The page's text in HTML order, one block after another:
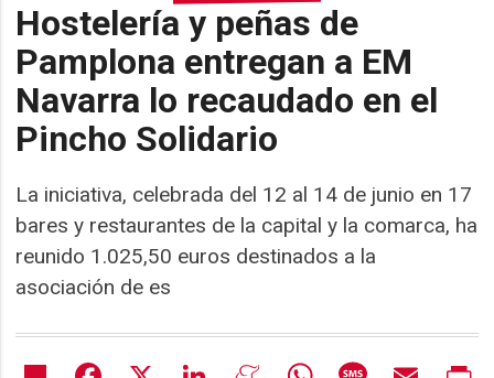
Hostelería y peñas de
Pamplona entregan a EM
Navarra lo recaudado en el
Pincho Solidario
La iniciativa, celebrada del 12 al 14 de junio en 17
bares y restaurantes de la capital y la comarca, ha
reunido 1.025,50 euros destinados a la
asociación de es
Share Facebook LinkedIn MeneameWhatsAppMessageEmail